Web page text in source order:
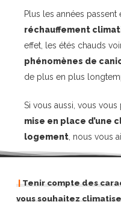
Plus les années passent
réchauffement
effet, les étés chauds
phénomènes de
de plus en plus
Si vous aussi, vous
mise en place d’une
logement , nous vous
| Tenir compte des
vous souhaitez